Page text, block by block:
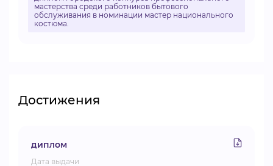
мастерства среди работников бытового
обслуживания в номинации мастер национального
костюма.
Достижения
диплом
Дата выдачи